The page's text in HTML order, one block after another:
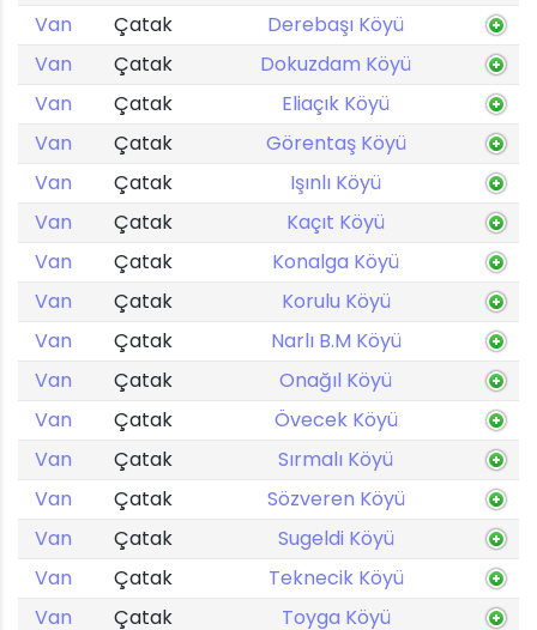
Van
Çatak
Derebaşı Köyü
Van
Çatak
Dokuzdam Köyü
Van
Çatak
Eliaçık Köyü
Van
Çatak
Görentaş Köyü
Van
Çatak
Işınlı Köyü
Van
Çatak
Kaçıt Köyü
Van
Çatak
Konalga Köyü
Van
Çatak
Korulu Köyü
Van
Çatak
Narlı B.M Köyü
Van
Çatak
Onağıl Köyü
Van
Çatak
Övecek Köyü
Van
Çatak
Sırmalı Köyü
Van
Çatak
Sözveren Köyü
Van
Çatak
Sugeldi Köyü
Van
Çatak
Teknecik Köyü
Van
Çatak Toyga Köyü